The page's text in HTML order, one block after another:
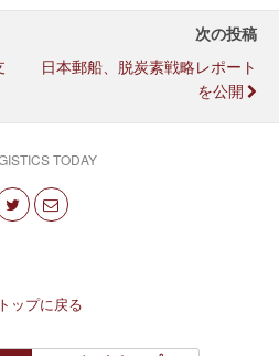
次の投稿
日本郵船、脱炭素戦略レポート
を公開
TODAY
トップに戻る